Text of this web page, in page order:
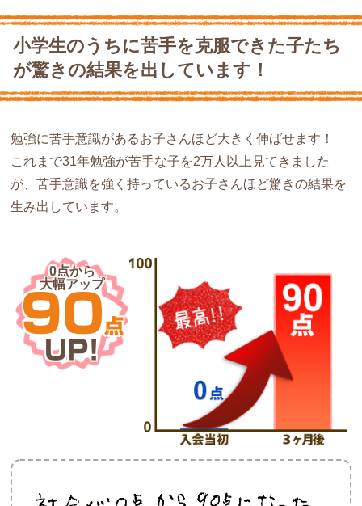
小学生のうちに苦手を克服できた子たち
が驚きの結果を出しています！
勉強に苦手意識があるお子さんほど大きく伸ばせます！
これまで31年勉強が苦手な子を2万人以上見てきました
が、苦手意識を強く持っているお子さんほど驚きの結果を
生み出しています。
0点から
大幅アップ
90点
UP!